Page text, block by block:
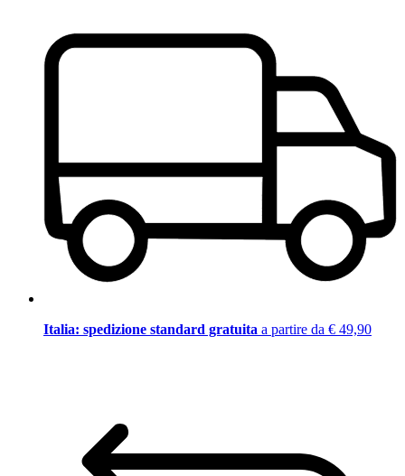
Italia: spedizione standard gratuita a partire da € 49,90